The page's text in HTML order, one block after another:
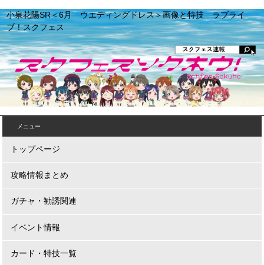
小泉花陽SR＜6月 ウエディングドレス＞画像と特技 ラブライ
ブ！スクフェス
メニュー
トップページ
攻略情報まとめ
ガチャ・勧誘関連
イベント情報
カード・特技一覧